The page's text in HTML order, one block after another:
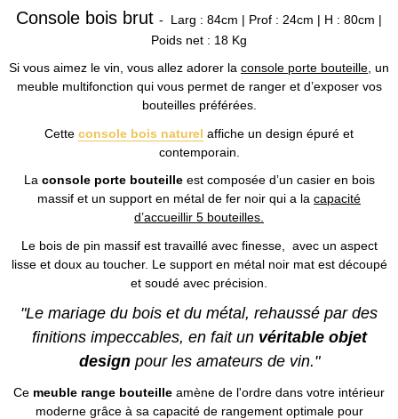
Console bois brut - Larg : 84cm | Prof : 24cm | H : 80cm |
Poids net : 18 Kg
Si vous aimez le vin, vous allez adorer la console porte bouteille, un
meuble multifonction qui vous permet de ranger et d’exposer vos
bouteilles préférées.
Cette console bois naturel affiche un design épuré et
contemporain.
La console porte bouteille est composée d’un casier en bois
massif et un support en métal de fer noir qui a la capacité
d’accueillir 5 bouteilles.
Le bois de pin massif est travaillé avec finesse, avec un aspect
lisse et doux au toucher. Le support en métal noir mat est découpé
et soudé avec précision.
"Le mariage du bois et du métal, rehaussé par des
finitions impeccables, en fait un véritable objet
designpour les amateurs de vin."
Ce meuble range bouteille amène de l'ordre dans votre intérieur
moderne grâce à sa capacité de rangement optimale pour